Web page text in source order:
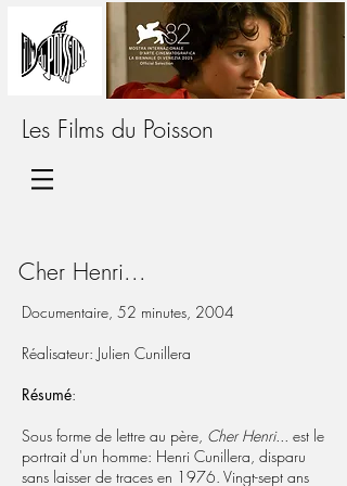
Les Films du Poisson
Cher Henri...
Documentaire, 52 minutes, 2004
Réalisateur: Julien Cunillera
Résumé:
Sous forme de lettre au père, Cher Henri... est le
portrait d'un homme: Henri Cunillera, disparu
sans laisser de traces en 1976. Vingt-sept ans